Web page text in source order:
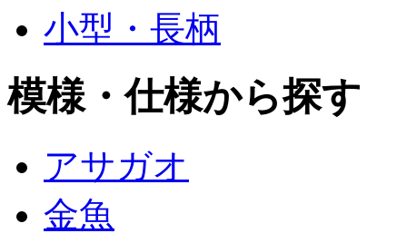
小型・長柄
模様・仕様から探す
アサガオ
金魚